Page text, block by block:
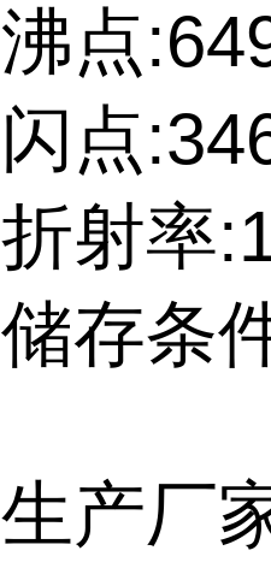
沸点
闪点
折射率
储存条
生产厂